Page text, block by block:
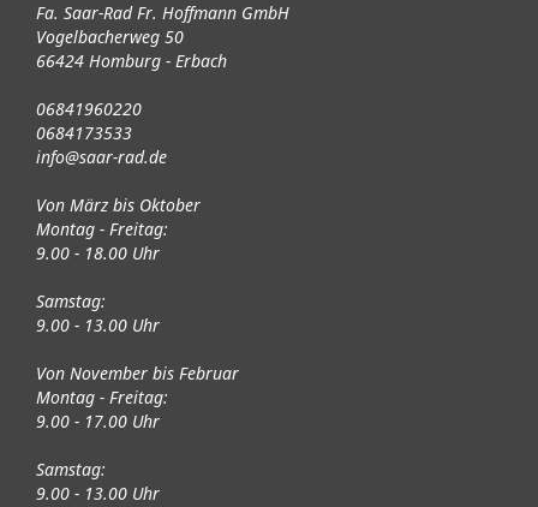
Fa. Saar-Rad Fr. Hoffmann GmbH
Vogelbacherweg 50
66424 Homburg - Erbach
06841960220
0684173533
info@saar-rad.de
Von März bis Oktober
Montag - Freitag:
9.00 - 18.00 Uhr
Samstag:
9.00 - 13.00 Uhr
Von November bis Februar
Montag - Freitag:
9.00 - 17.00 Uhr
Samstag:
9.00 - 13.00 Uhr